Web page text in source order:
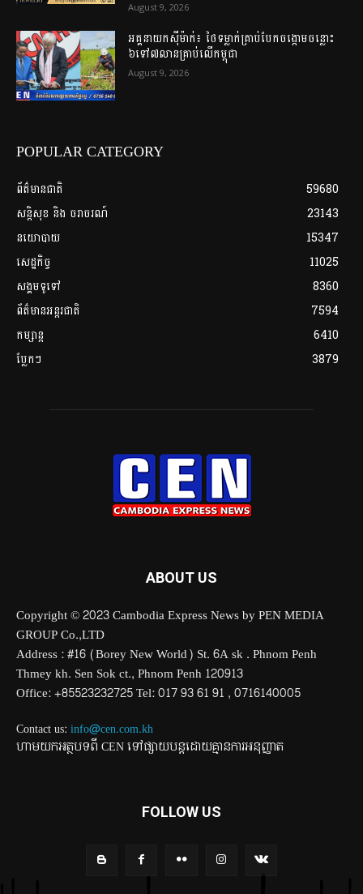
August 9, 2026
អគ្គនាយក​ស៊ីម៉ាក់៖ ថៃ​ទម្លាក់​គ្រាប់បែក​ចង្កោមចន្លោះ​
៦ទៅ​៧លានគ្រាប់​លើ​កម្ពុជា
August 9, 2026
POPULAR CATEGORY
ព័ត៌មានជាតិ
59680
សន្តិសុខ និង ចរាចរណ៍
23143
នយោបាយ
15347
សេដ្ឋកិច្ច
11025
សង្គមទូទៅ
8360
ព័ត៌មានអន្តរជាតិ
7594
កម្សាន្ត
6410
ប្លែកៗ
3879
ABOUT US
Copyright © 2023 Cambodia Express News by PEN MEDIA
GROUP Co.,LTD
Address : #16 (Borey New World) St. 6A sk . Phnom Penh
Thmey kh. Sen Sok ct., Phnom Penh 120913
Office: +85523232725 Tel: 017 93 61 91 , 0716140005
Contact us: info@cen.com.kh
ហាមយកអត្ថបទពី CEN ទៅផ្សាយបន្តដោយគ្មានការអនុញ្ញាត
FOLLOW US